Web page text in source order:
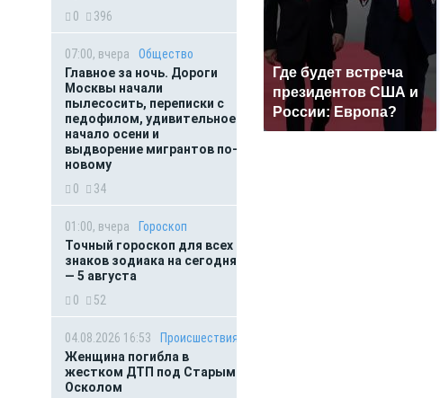
0
396
07:00, вчера
Общество
Главное за ночь. Дороги
Москвы начали
пылесосить, переписки с
педофилом, удивительное
начало осени и
выдворение мигрантов по-
новому
0
34
01:00, вчера
Гороскоп
Точный гороскоп для всех
знаков зодиака на сегодня
— 5 августа
0
52
04.08.2026 16:53
Происшествия
Женщина погибла в
жестком ДТП под Старым
Осколом
Где будет встреча
президентов США и
России: Европа?